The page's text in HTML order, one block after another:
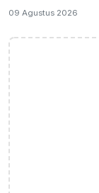
09 Agustus 2026